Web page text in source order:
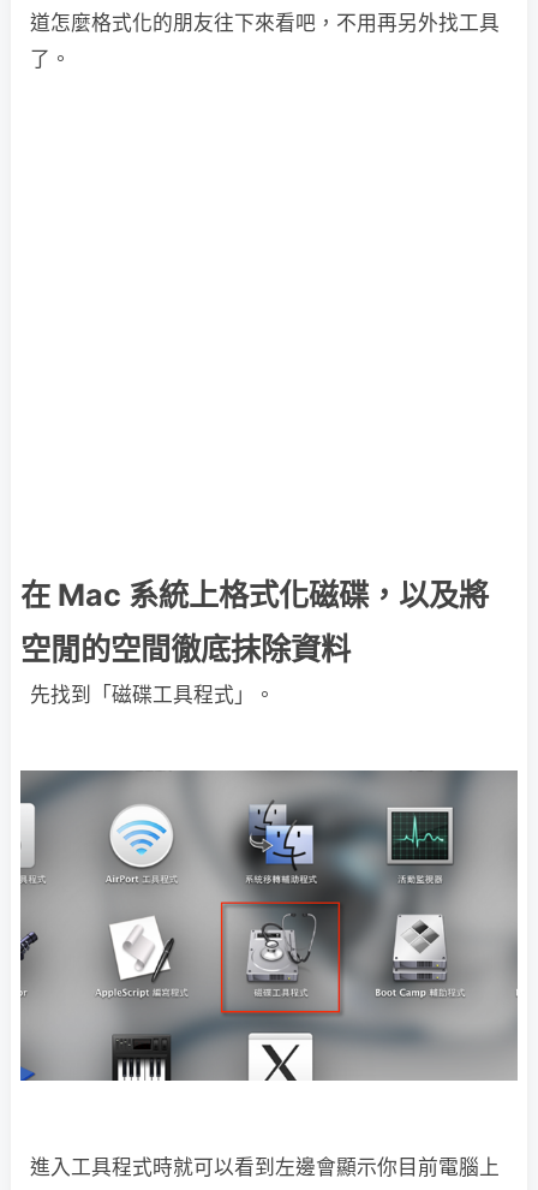
道怎麼格式化的朋友往下來看吧，不用再另外找工具
了。
在 Mac 系統上格式化磁碟，以及將
空閒的空間徹底抹除資料
先找到「磁碟工具程式」。
進入工具程式時就可以看到左邊會顯示你目前電腦上